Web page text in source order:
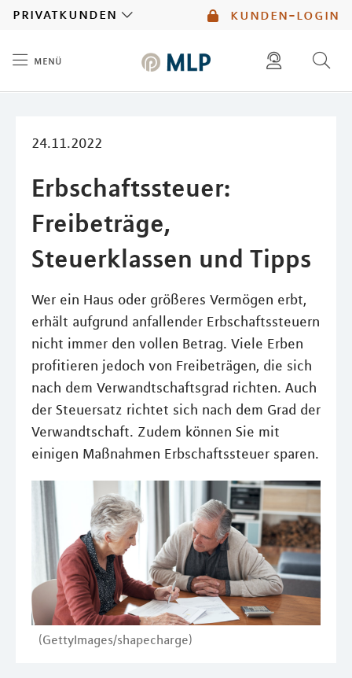
kunden-login
privatkunden
menü
24.11.2022
Erbschaftssteuer:
Freibeträge,
Steuerklassen und Tipps
Wer ein Haus oder größeres Vermögen erbt,
erhält aufgrund anfallender Erbschaftssteuern
nicht immer den vollen Betrag. Viele Erben
profitieren jedoch von Freibeträgen, die sich
nach dem Verwandtschaftsgrad richten. Auch
der Steuersatz richtet sich nach dem Grad der
Verwandtschaft. Zudem können Sie mit
einigen Maßnahmen Erbschaftssteuer sparen.
(GettyImages/shapecharge)